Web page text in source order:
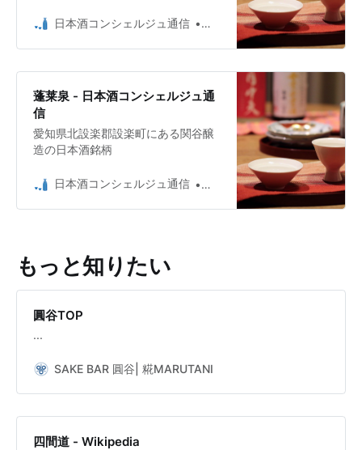
性や地域性のこと、世界のSakeのこ
エッセイなど。
日本酒コンシェルジュ通信 日本酒コンシェルジュ Umio
蓬莱泉 - 日本酒コンシェルジュ通
信
愛知県北設楽郡設楽町にある関谷醸
造の日本酒銘柄
日本酒コンシェルジュ通信 日本酒コンシェルジュ Umio
もっと知りたい
圓谷TOP
...
SAKE BAR 圓谷| 糀MARUTANI
四間道 - Wikipedia